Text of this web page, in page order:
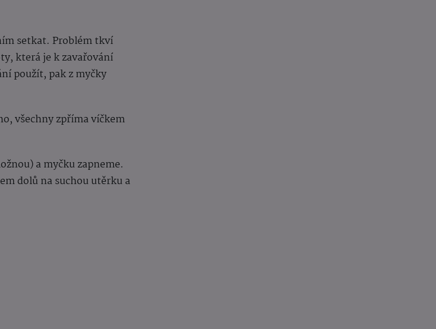
setkat. Problém tkví
která je k zavařování
použít, pak z myčky
všechny zpříma víčkem
a myčku zapneme.
dolů na suchou utěrku a